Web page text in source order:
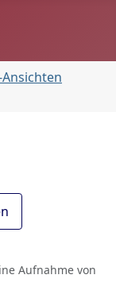
Aufnahme von